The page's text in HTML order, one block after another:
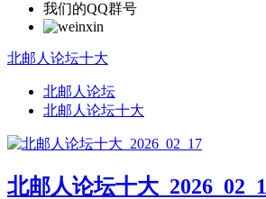
我们的QQ群号
北邮人论坛十大
北邮人论坛
北邮人论坛十大
北邮人论坛十大